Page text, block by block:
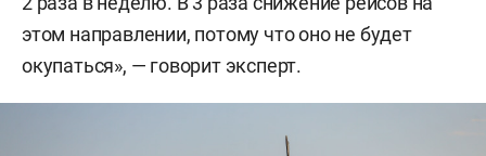
этом направлении, потому что оно не будет
окупаться», — говорит эксперт.